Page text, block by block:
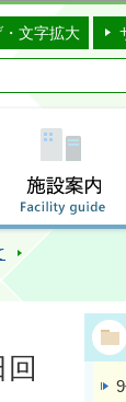
文字拡大